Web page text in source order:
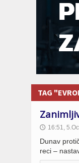
TAG
🕔 16:51,
Dunav
reci –